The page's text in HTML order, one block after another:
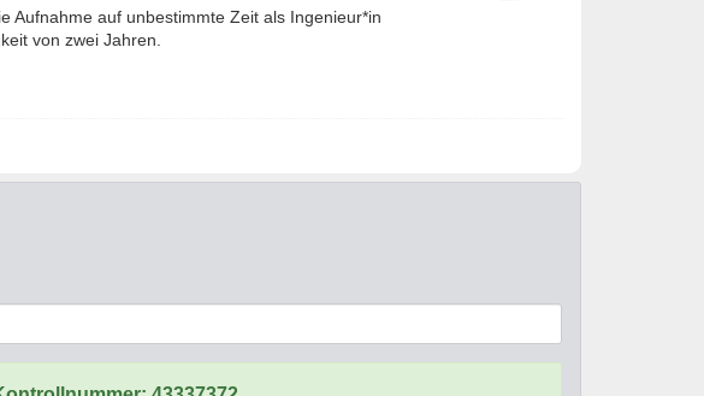
Aufnahme auf unbestimmte Zeit als Ingenieur*in
von zwei Jahren.